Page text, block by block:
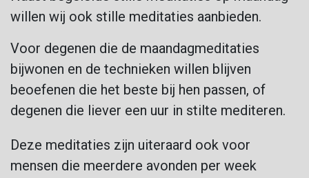
willen wij ook stille meditaties aanbieden.
Voor degenen die de maandagmeditaties
bijwonen en de technieken willen blijven
beoefenen die het beste bij hen passen, of
degenen die liever een uur in stilte mediteren.
Deze meditaties zijn uiteraard ook voor
mensen die meerdere avonden per week